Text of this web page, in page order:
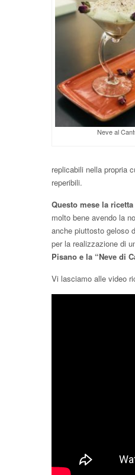
Neve al
replicabili nella propria
reperibili.
Questo mese la
molto bene avendo la
anche piuttosto geloso
per la realizzazione di
Pisano e la “Neve di
Vi lasciamo alle video